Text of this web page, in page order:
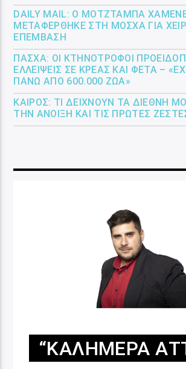
DAILY MAIL: Ο ΜΟΤΖΤΆΜΠΑ
ΜΕΤΑΦΈΡΘΗΚΕ ΣΤΗ ΜΌΣΧΑ ΓΙΑ
ΕΠΈΜΒΑΣΗ
ΠΆΣΧΑ: ΟΙ ΚΤΗΝΟΤΡΌΦΟΙ
ΕΛΛΕΊΨΕΙΣ ΣΕ ΚΡΈΑΣ ΚΑΙ ΦΈΤΑ –
ΠΆΝΩ ΑΠΌ 600.000 ΖΏΑ»
ΚΑΙΡΌΣ: ΤΙ ΔΕΊΧΝΟΥΝ ΤΑ ΔΙΕΘΝΉ
ΤΗΝ ΆΝΟΙΞΗ ΚΑΙ ΤΙΣ ΠΡΏΤΕΣ
“ΚΑΛΗΜΈΡΑ